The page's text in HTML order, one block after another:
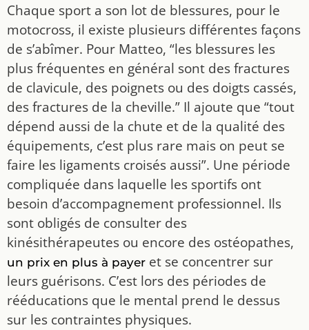
Chaque sport a son lot de blessures, pour le
motocross, il existe plusieurs différentes façons
de s’abîmer. Pour Matteo, “les blessures les
plus fréquentes en général sont des fractures
de clavicule, des poignets ou des doigts cassés,
des fractures de la cheville.” Il ajoute que “tout
dépend aussi de la chute et de la qualité des
équipements, c’est plus rare mais on peut se
faire les ligaments croisés aussi”. Une période
compliquée dans laquelle les sportifs ont
besoin d’accompagnement professionnel. Ils
sont obligés de consulter des
kinésithérapeutes ou encore des ostéopathes,
un prix en plus à payer et se concentrer sur
leurs guérisons. C’est lors des périodes de
rééducations que le mental prend le dessus
sur les contraintes physiques.